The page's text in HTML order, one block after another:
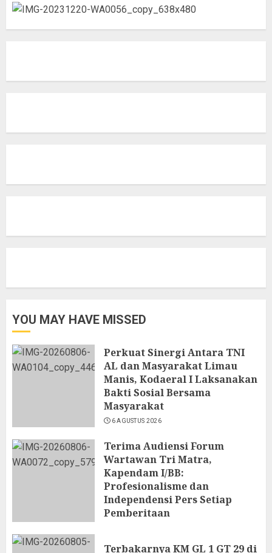
YOU MAY HAVE MISSED
Perkuat Sinergi Antara TNI
AL dan Masyarakat Limau
Manis, Kodaeral I Laksanakan
Bakti Sosial Bersama
Masyarakat
6 AGUSTUS 2026
Terima Audiensi Forum
Wartawan Tri Matra,
Kapendam I/BB:
Profesionalisme dan
Independensi Pers Setiap
Pemberitaan
Terbakarnya KM GL 1 GT 29 di